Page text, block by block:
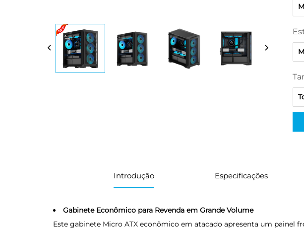
Introdução Especificações
Gabinete Econômico para Revenda em Grande Volume
Este gabinete Micro ATX econômico em atacado apresenta um painel